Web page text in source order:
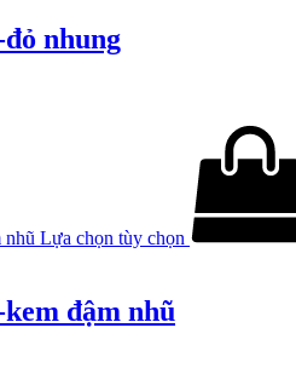
nhung
Lựa chọn tùy chọn
đậm nhũ